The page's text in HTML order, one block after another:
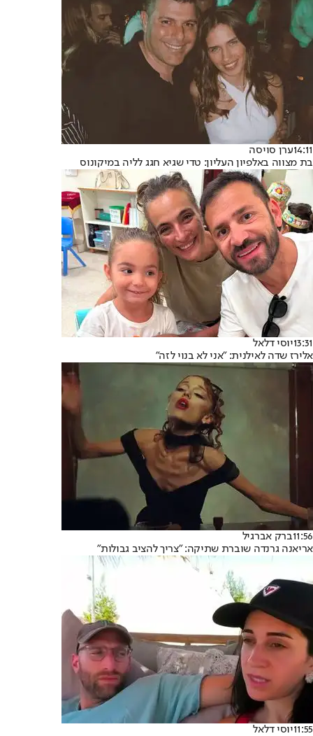
14:11ערן סויסה
בת מצווה באלפיון העליון: טדי שגיא חגג לליה במיקונוס
13:31יוסי דלאל
אלירז שדה לאילנית: "אני לא בנוי לזה"
11:56ברק אברגיל
אריאנה גרנדה שוברת שתיקה: "צריך להציב גבולות"
11:55יוסי דלאל